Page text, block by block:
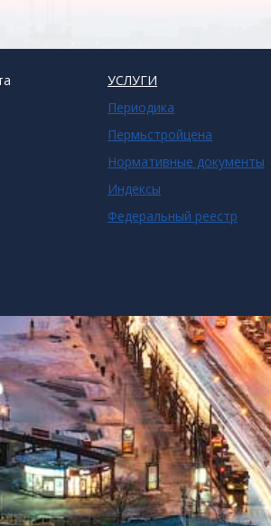
УСЛУГИ
Периодика
Пермьстройцена
Нормативные документы
Индексы
Федеральный реестр